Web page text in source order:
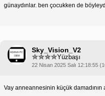
günaydınlar. ben çocukken de
Sky_Vision_V2
Yüzbaşı
22 Nisan 2025 Salı 12:18:55
Vay anneannesinin küçük damadının